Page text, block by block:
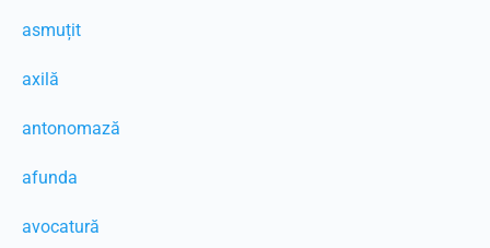
asmuțit
axilă
antonomază
afunda
avocatură